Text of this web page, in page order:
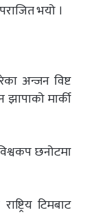
भयो ।
अन्जन विष्ट
मार्की
छनोटमा
टिमबाट